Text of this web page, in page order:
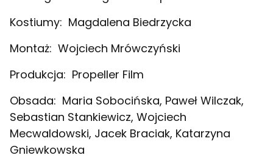
Kostiumy: Magdalena Biedrzycka
Montaż: Wojciech Mrówczyński
Produkcja: Propeller Film
Obsada: Maria Sobocińska, Paweł Wilczak,
Sebastian Stankiewicz, Wojciech
Mecwaldowski, Jacek Braciak, Katarzyna
Gniewkowska